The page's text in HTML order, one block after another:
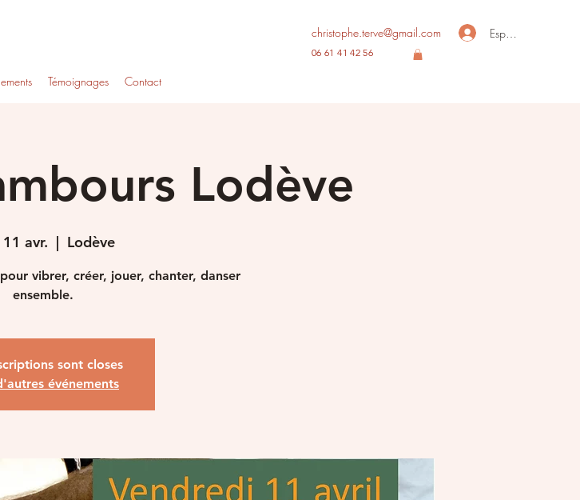
christophe.terve@gmail.com Espace membre
06 61 41 42 56
Témoignages Contact
Lodève
avr.
  |
Lodève
vibrer, créer, jouer, chanter, danser
ensemble.
sont closes
événements